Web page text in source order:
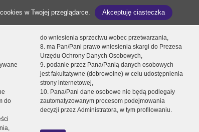
w Twojej przeglądarce. Akceptuję ciasteczka
do
do wniesienia sprzeciwu wobec przetwarzania,
8. ma Pan/Pani prawo wniesienia skargi do Prezesa
Urzędu Ochrony Danych Osobowych,
9. podanie przez Pana/Panią danych osobowych
jest fakultatywne (dobrowolne) w celu udostępnienia
strony internetowej,
10. Pana/Pani dane osobowe nie będą podlegały
zautomatyzowanym procesom podejmowania
decyzji przez Administratora, w tym profilowaniu.